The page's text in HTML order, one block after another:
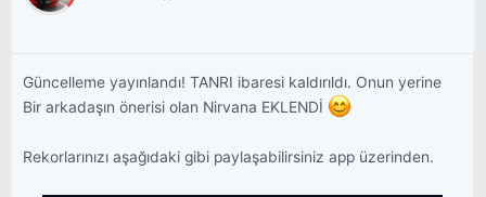
Güncelleme yayınlandı! TANRI ibaresi kaldırıldı. Onun yerine
Bir arkadaşın önerisi olan Nirvana EKLENDİ
Rekorlarınızı aşağıdaki gibi paylaşabilirsiniz app üzerinden.